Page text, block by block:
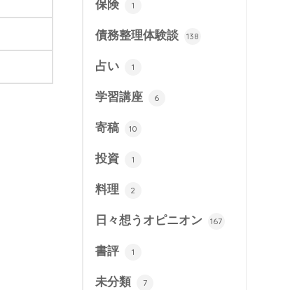
保険 1
債務整理体験談 138
占い 1
学習講座 6
寄稿 10
投資 1
料理 2
日々想うオピニオン 167
書評 1
未分類 7